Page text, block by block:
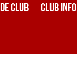
De club Club info